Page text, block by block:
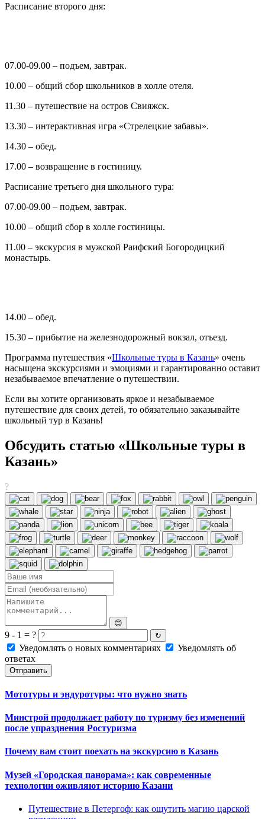
Расписание второго дня:
07.00-09.00 – подъем, завтрак.
10.00 – общий сбор школьников в холле отеля.
11.30 – путешествие на остров Свияжск.
13.30 – интерактивная игра «Стрелецкие забавы».
14.30 – обед.
17.00 – возвращение в гостиницу.
Расписание третьего дня школьного тура:
07.00-09.00 – подъем, завтрак.
10.00 – общий сбор в холле гостиницы.
11.00 – экскурсия в мужской Раифский Богородицкий
монастырь.
14.00 – обед.
15.30 – прибытие на железнодорожный вокзал, отъезд.
Программа путешествия «Школьные туры в Казань» очень
насыщена экскурсиями и эмоциями и гарантированно оставит
незабываемое впечатление о путешествии.
Если вы хотите организовать яркое и незабываемое
путешествие для своих детей, то обязательно заказывайте
школьный тур в Казань!
Обсудить статью «Школьные туры в
Казань»
?
😊
9 - 1 = ? ↻
Уведомлять о новых комментариях
Уведомлять об
ответах
Отправить
Мототуры и эндуротуры: что нужно знать
Минстрой продолжает работу по туризму без изменений
после упразднения Ростуризма
Почему вам стоит поехать на экскурсию в Казань
Музей «Городская панорама»: как современные
технологии оживляют историю Казани
Путешествие в Петергоф: как ощутить магию царской